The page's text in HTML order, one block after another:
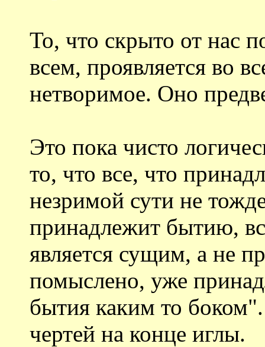
То, что скрыто от нас
всем, проявляется во
нетворимое. Оно
Это пока чисто
то, что все, что
незримой сути не
принадлежит бытию,
является сущим, а не
помыслено, уже
бытия каким то
чертей на конце иглы.